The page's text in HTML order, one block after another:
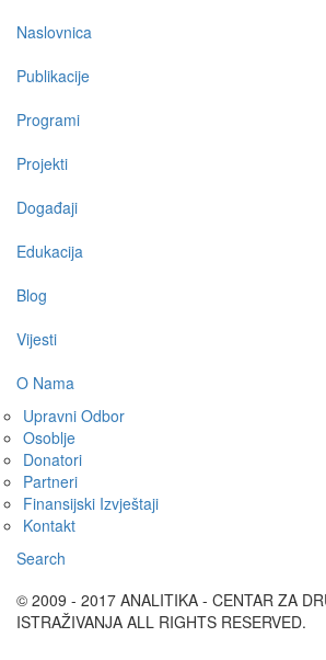
Main
navigation
Naslovnica
Publikacije
Programi
Projekti
Događaji
Edukacija
Blog
Vijesti
O Nama
Upravni Odbor
Osoblje
Donatori
Partneri
Finansijski Izvještaji
Kontakt
Search
© 2009 - 2017 ANALITIKA - CENTAR ZA
ISTRAŽIVANJA ALL RIGHTS RESERVED.